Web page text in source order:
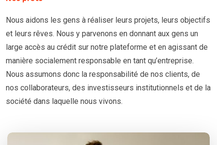
Nous aidons les gens à réaliser leurs projets, leurs objectifs
et leurs rêves. Nous y parvenons en donnant aux gens un
large accès au crédit sur notre plateforme et en agissant de
manière socialement responsable en tant qu’entreprise.
Nous assumons donc la responsabilité de nos clients, de
nos collaborateurs, des investisseurs institutionnels et de la
société dans laquelle nous vivons.